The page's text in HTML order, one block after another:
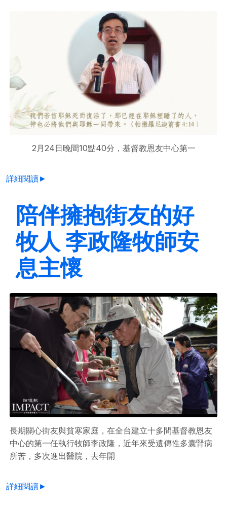
2月24日晚間10點40分，基督教恩友中心第一
詳細閱讀►
陪伴擁抱街友的好
牧人 李政隆牧師安
息主懷
長期關心街友與貧寒家庭，在全台建立十多間基督教恩友
中心的第一任執行牧師李政隆，近年來受遺傳性多囊腎病
所苦，多次進出醫院，去年開
詳細閱讀►